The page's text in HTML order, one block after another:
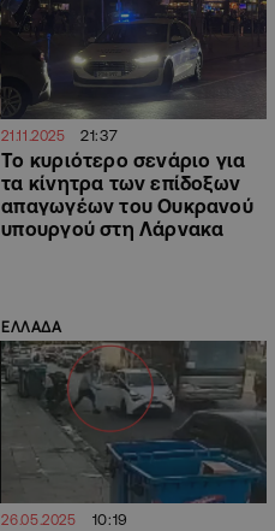
21.11.2025 21:37
Το κυριότερο σενάριο για
τα κίνητρα των επίδοξων
απαγωγέων του Ουκρανού
υπουργού στη Λάρνακα
ΕΛΛΑΔΑ
26.05.2025 10:19